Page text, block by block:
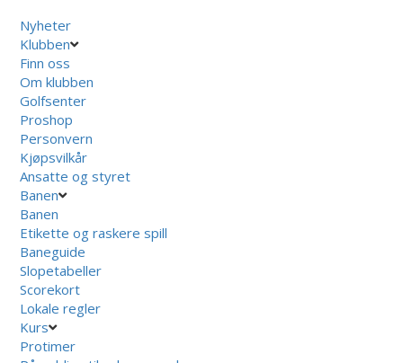
Nyheter
Klubben
Finn oss
Om klubben
Golfsenter
Proshop
Personvern
Kjøpsvilkår
Ansatte og styret
Banen
Banen
Etikette og raskere spill
Baneguide
Slopetabeller
Scorekort
Lokale regler
Kurs
Protimer